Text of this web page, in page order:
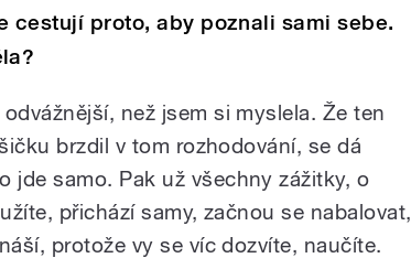
cestují proto, aby poznali sami sebe.
než jsem si myslela. Že ten
brzdil v tom rozhodování, se dá
jde samo. Pak už všechny zážitky, o
přichází samy, začnou se nabalovat,
protože vy se víc dozvíte, naučíte.